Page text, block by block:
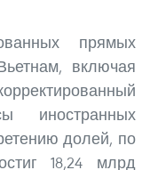
прямых
включая
иностранных
долей, по
18,24 млрд